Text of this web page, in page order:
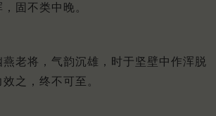
固不类中晚。
老将，气韵沉雄，时于坚壁中作浑脱
之，终不可至。